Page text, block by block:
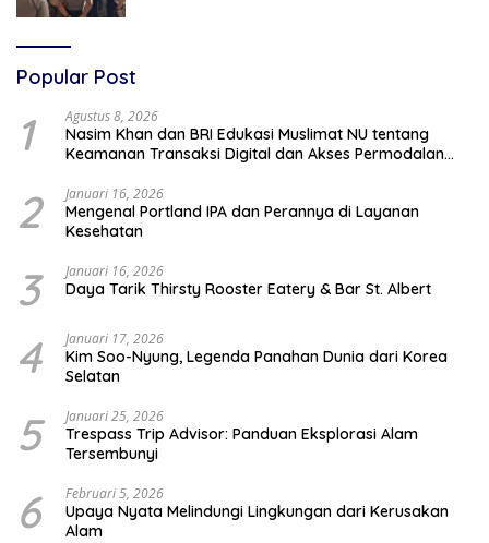
Popular Post
1 Agustus 8, 2026
Nasim Khan dan BRI Edukasi Muslimat NU tentang
Keamanan Transaksi Digital dan Akses Permodalan
2 Januari 16, 2026
Mengenal Portland IPA dan Perannya di Layanan
Kesehatan
3 Januari 16, 2026
Daya Tarik Thirsty Rooster Eatery & Bar St. Albert
4 Januari 17, 2026
Kim Soo-Nyung, Legenda Panahan Dunia dari Korea
Selatan
5 Januari 25, 2026
Trespass Trip Advisor: Panduan Eksplorasi Alam
Tersembunyi
6 Februari 5, 2026
Upaya Nyata Melindungi Lingkungan dari Kerusakan
Alam